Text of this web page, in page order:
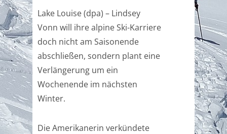
Lake Louise (dpa) – Lindsey
Vonn will ihre alpine Ski-Karriere
doch nicht am Saisonende
abschließen, sondern plant eine
Verlängerung um ein
Wochenende im nächsten
Winter.
Die Amerikanerin verkündete